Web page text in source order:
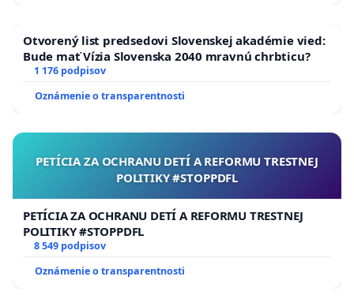
Otvorený list predsedovi Slovenskej akadémie vied:
Bude mať Vízia Slovenska 2040 mravnú chrbticu?
1 176 podpisov
Oznámenie o transparentnosti
PETÍCIA ZA OCHRANU DETÍ A REFORMU TRESTNEJ
POLITIKY #STOPPDFL
PETÍCIA ZA OCHRANU DETÍ A REFORMU TRESTNEJ
POLITIKY #STOPPDFL
8 549 podpisov
Oznámenie o transparentnosti